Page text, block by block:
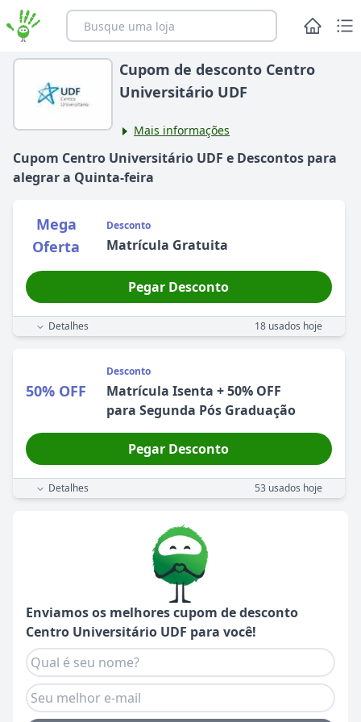
Cupom de desconto Centro
Universitário UDF
Mais informações
Cupom Centro Universitário UDF e Descontos para
alegrara Quinta-feira
Mega
Oferta
Desconto
Matrícula Gratuita
Pegar Desconto
Detalhes 18usados hoje
50% OFF
Desconto
Matrícula Isenta + 50% OFF
para Segunda Pós Graduação
Pegar Desconto
Detalhes 53usados hoje
Enviamos os melhores cupom de desconto
Centro Universitário UDF para você!